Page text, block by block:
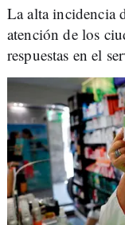
La alta incidencia
atención de los
respuestas en el